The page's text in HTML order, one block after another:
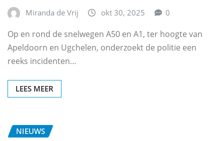
Miranda de Vrij okt 30, 2025 0
Op en rond de snelwegen A50 en A1, ter hoogte van
Apeldoorn en Ugchelen, onderzoekt de politie een
reeks incidenten…
LEES MEER
NIEUWS